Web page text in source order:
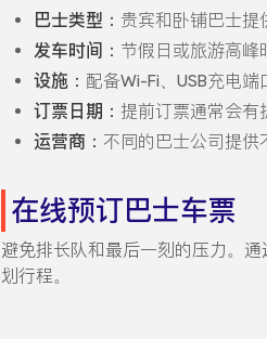
巴士类型： 贵宾和卧铺巴士提
发车时间： 节假日或旅游高峰
设施： 配备Wi-Fi、USB充电
订票日期： 提前订票通常会有
运营商： 不同的巴士公司提供
在线预订巴士车票
避免排长队和最后一刻的压力。
划行程。